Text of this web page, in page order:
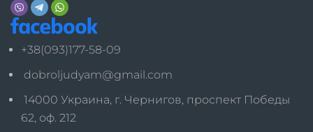
+38(093)177-58-09
dobroljudyam@gmail.com
14000 Украина, г. Чернигов, проспект Победы
62, оф. 212